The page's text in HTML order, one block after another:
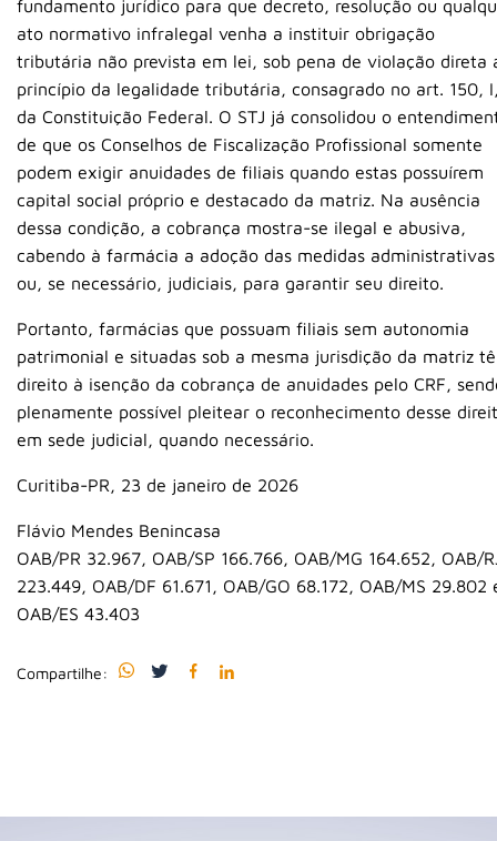
fundamento jurídico para que decreto, resolução ou
ato normativo infralegal venha a instituir obrigação
tributária não prevista em lei, sob pena de violação direta
princípio da legalidade tributária, consagrado no art. 150,
da Constituição Federal. O STJ já consolidou o
de que os Conselhos de Fiscalização Profissional somente
podem exigir anuidades de filiais quando estas possuírem
capital social próprio e destacado da matriz. Na ausência
dessa condição, a cobrança mostra-se ilegal e abusiva,
cabendo à farmácia a adoção das medidas administrativas
ou, se necessário, judiciais, para garantir seu direito.
Portanto, farmácias que possuam filiais sem autonomia
patrimonial e situadas sob a mesma jurisdição da matriz
direito à isenção da cobrança de anuidades pelo CRF,
plenamente possível pleitear o reconhecimento desse
em sede judicial, quando necessário.
Curitiba-PR, 23 de janeiro de 2026
Flávio Mendes Benincasa
OAB/PR 32.967, OAB/SP 166.766, OAB/MG 164.652, OAB/
223.449, OAB/DF 61.671, OAB/GO 68.172, OAB/MS 29.802
OAB/ES 43.403
Compartilhe: